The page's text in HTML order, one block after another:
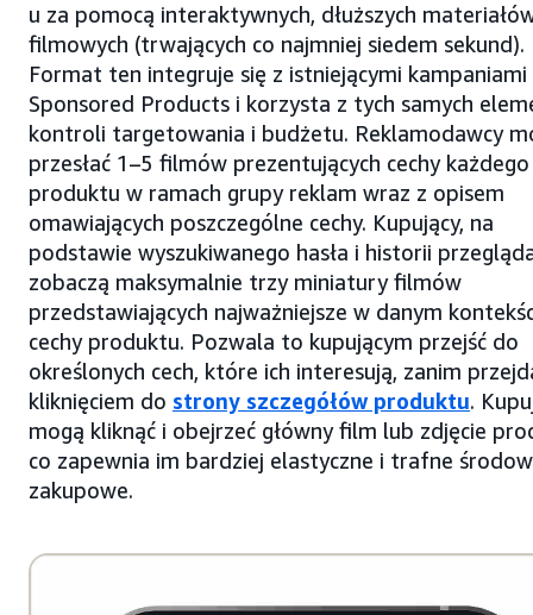
u za pomocą interaktywnych, dłuższych
filmowych (trwających co najmniej siedem sekund).
Format ten integruje się z istniejącymi kampaniami
Sponsored Products i korzysta z tych samych
kontroli targetowania i budżetu. Reklamodawcy
przesłać 1–5 filmów prezentujących cechy każdego
produktu w ramach grupy reklam wraz z opisem
omawiających poszczególne cechy. Kupujący, na
podstawie wyszukiwanego hasła i historii
zobaczą maksymalnie trzy miniatury filmów
przedstawiających najważniejsze w danym
cechy produktu. Pozwala to kupującym przejść do
określonych cech, które ich interesują, zanim
kliknięciem do strony szczegółów produktu.
mogą kliknąć i obejrzeć główny film lub zdjęcie
co zapewnia im bardziej elastyczne i trafne
zakupowe.